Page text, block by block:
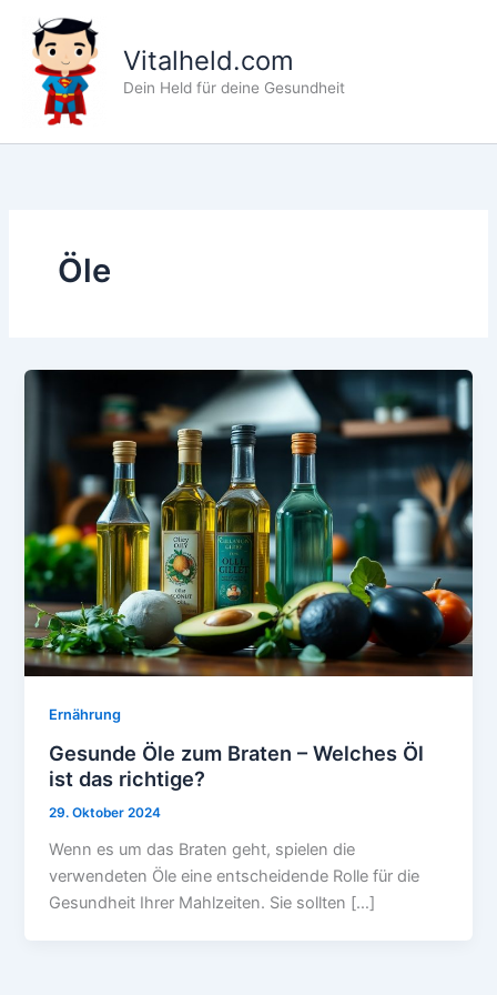
Inhalt
springen
Vitalheld.com
Dein Held für deine Gesundheit
Öle
Ernährung
Gesunde Öle zum Braten – Welches Öl
ist das richtige?
29. Oktober 2024
Wenn es um das Braten geht, spielen die
verwendeten Öle eine entscheidende Rolle für die
Gesundheit Ihrer Mahlzeiten. Sie sollten […]